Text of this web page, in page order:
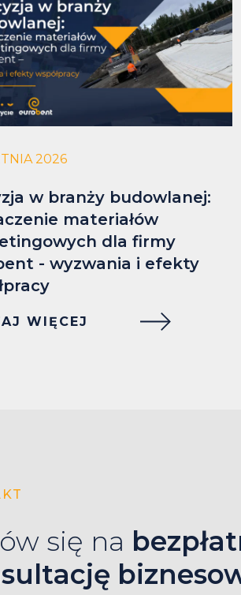
2026
w branży budowlanej:
materiałów
dla firmy
- wyzwania i efekty
WIĘCEJ
się na